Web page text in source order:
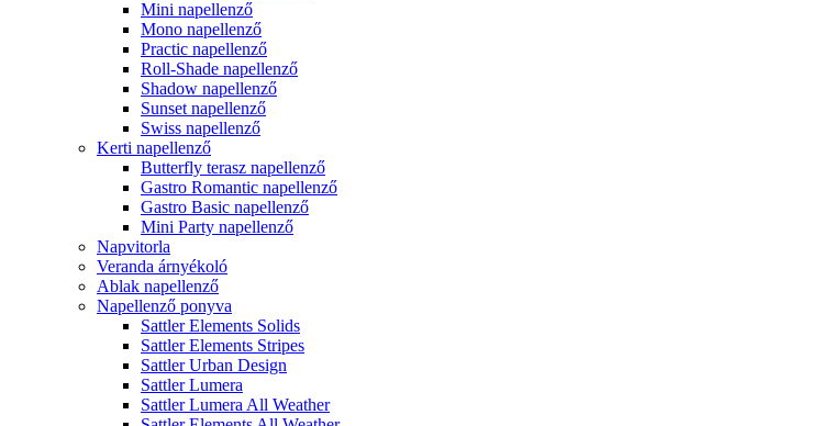
Mini napellenző
Mono napellenző
Practic napellenző
Roll-Shade napellenző
Shadow napellenző
Sunset napellenző
Swiss napellenző
Kerti napellenző
Butterfly terasz napellenző
Gastro Romantic napellenző
Gastro Basic napellenző
Mini Party napellenző
Napvitorla
Veranda árnyékoló
Ablak napellenző
Napellenző ponyva
Sattler Elements Solids
Sattler Elements Stripes
Sattler Urban Design
Sattler Lumera
Sattler Lumera All Weather